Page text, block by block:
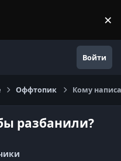
×
Войти
Оффтопик Кому
разбанили?